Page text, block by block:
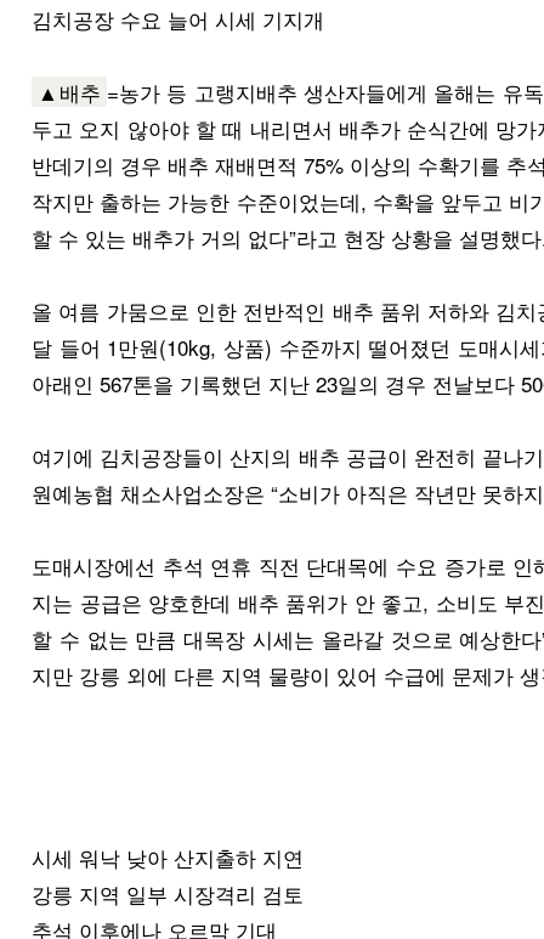
김치공장 수요 늘어 시세 기지개
▲ 배추 =농가 등 고랭지배추 생산자들에게 올해는 유
두고 오지 않아야 할 때 내리면서 배추가 순식간에 망
반데기의 경우 배추 재배면적 75% 이상의 수확기를
작지만 출하는 가능한 수준이었는데, 수확을 앞두고
할 수 있는 배추가 거의 없다”라고 현장 상황을 설명했
올 여름 가뭄으로 인한 전반적인 배추 품위 저하와 김
달 들어 1만원(10kg, 상품) 수준까지 떨어졌던 도매시
아래인 567톤을 기록했던 지난 23일의 경우 전날보다
여기에 김치공장들이 산지의 배추 공급이 완전히 끝나
원예농협 채소사업소장은 “소비가 아직은 작년만 못하
도매시장에선 추석 연휴 직전 단대목에 수요 증가로
지는 공급은 양호한데 배추 품위가 안 좋고, 소비도 부
할 수 없는 만큼 대목장 시세는 올라갈 것으로 예상한
지만 강릉 외에 다른 지역 물량이 있어 수급에 문제가
시세 워낙 낮아 산지출하 지연
강릉 지역 일부 시장격리 검토
추석 이후에나 오르막 기대